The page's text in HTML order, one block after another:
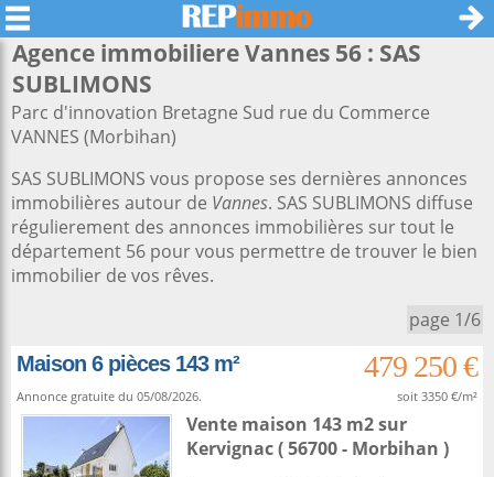
Agence immobiliere Vannes 56 : SAS
SUBLIMONS
Parc d'innovation Bretagne Sud rue du Commerce
VANNES (Morbihan)
SAS SUBLIMONS vous propose ses dernières annonces
immobilières autour de Vannes. SAS SUBLIMONS diffuse
régulierement des annonces immobilières sur tout le
département 56 pour vous permettre de trouver le bien
immobilier de vos rêves.
page 1/6
Maison 6 pièces 143 m²
479 250 €
Annonce gratuite du 05/08/2026. soit 3350 €/m²
Vente maison 143 m2sur
Kervignac( 56700 - Morbihan )